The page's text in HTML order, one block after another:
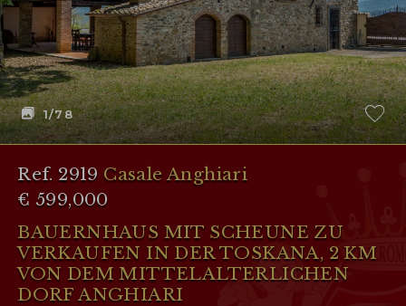
1/78
Ref. 2919 Casale Anghiari
€ 599,000
BAUERNHAUS MIT SCHEUNE ZU
VERKAUFEN IN DER TOSKANA, 2 KM
VON DEM MITTELALTERLICHEN
DORF ANGHIARI